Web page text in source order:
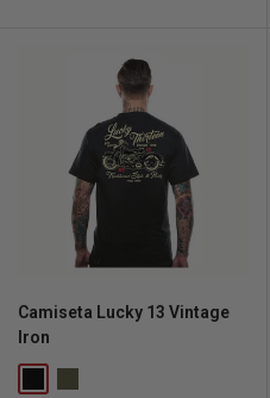
Camiseta Lucky 13 Vintage
Iron